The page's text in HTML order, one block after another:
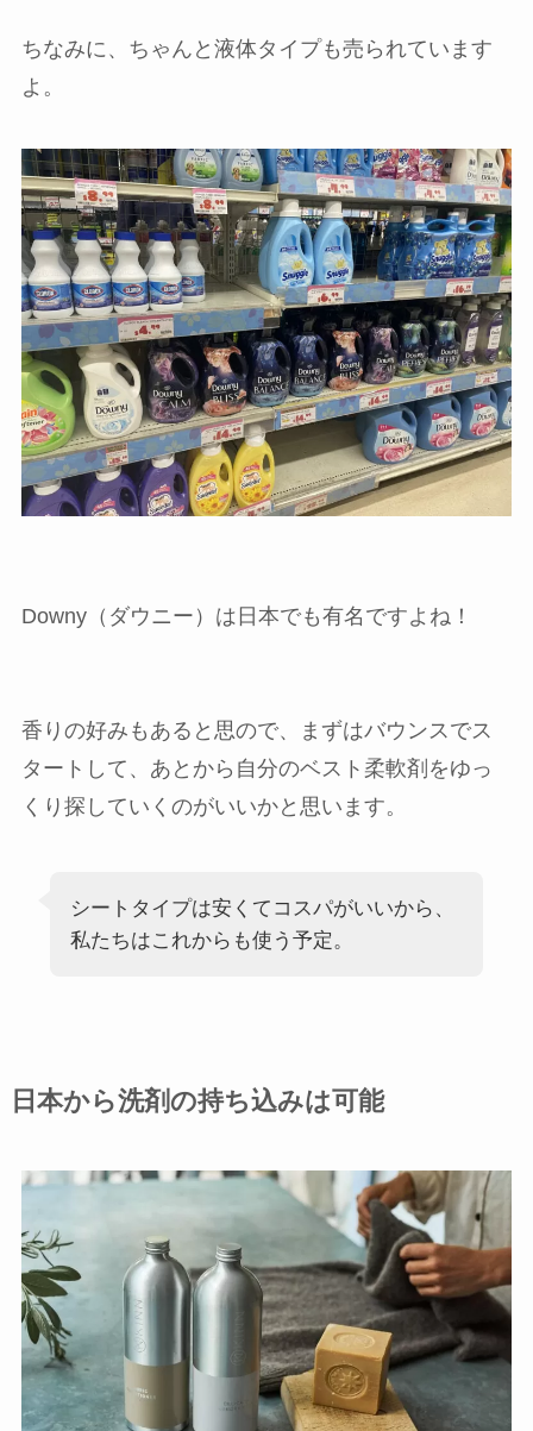
ちなみに、ちゃんと液体タイプも売られています
よ。
Downy（ダウニー）は日本でも有名ですよね！
香りの好みもあると思ので、まずはバウンスでス
タートして、あとから自分のベスト柔軟剤をゆっ
くり探していくのがいいかと思います。
シートタイプは安くてコスパがいいから、
私たちはこれからも使う予定。
日本から洗剤の持ち込みは可能